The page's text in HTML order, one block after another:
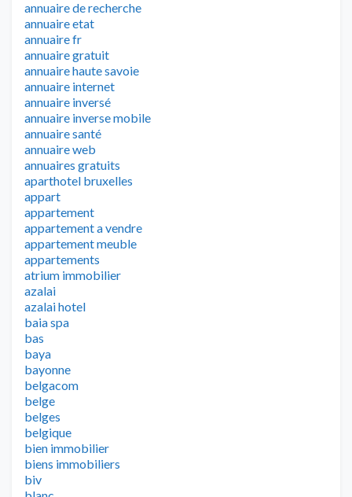
annuaire de recherche
annuaire etat
annuaire fr
annuaire gratuit
annuaire haute savoie
annuaire internet
annuaire inversé
annuaire inverse mobile
annuaire santé
annuaire web
annuaires gratuits
aparthotel bruxelles
appart
appartement
appartement a vendre
appartement meuble
appartements
atrium immobilier
azalai
azalai hotel
baia spa
bas
baya
bayonne
belgacom
belge
belges
belgique
bien immobilier
biens immobiliers
biv